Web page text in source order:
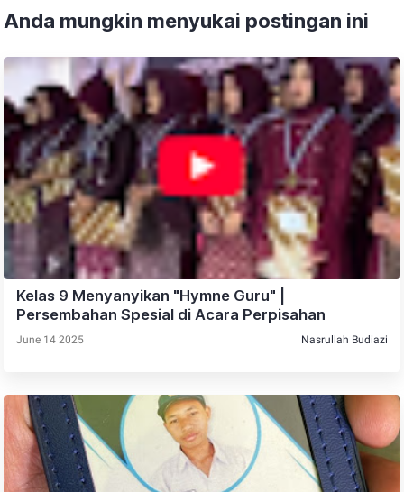
Anda mungkin menyukai postingan ini
Kelas 9 Menyanyikan "Hymne Guru" |
Persembahan Spesial di Acara Perpisahan
June 14 2025 Nasrullah Budiazi